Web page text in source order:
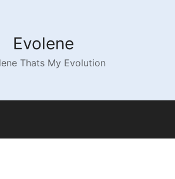
Evolene
Thats My Evolution